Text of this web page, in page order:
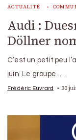
ACTUALITÉ
Audi :
Döllner
C’est un petit peu
juin. Le groupe …
Frédéric Euvrard 30